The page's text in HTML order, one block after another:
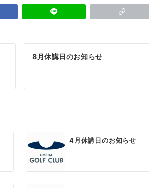
8月休講日のお知らせ
4月休講日のお知らせ